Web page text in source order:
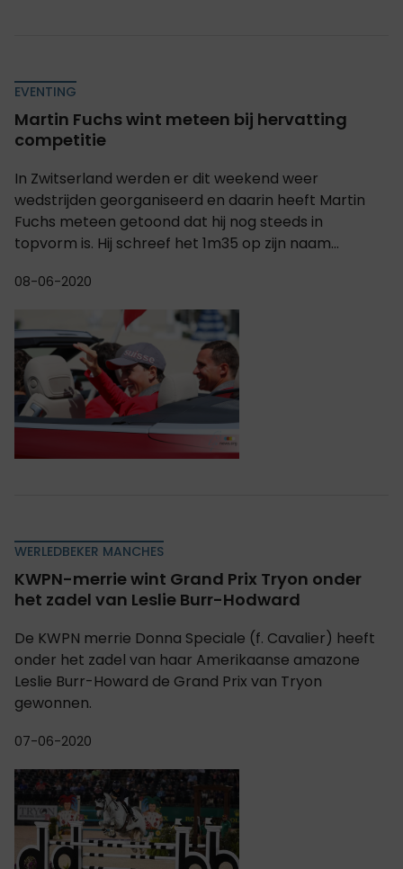
EVENTING
Martin Fuchs wint meteen bij hervatting
competitie
In Zwitserland werden er dit weekend weer
wedstrijden georganiseerd en daarin heeft Martin
Fuchs meteen getoond dat hij nog steeds in
topvorm is. Hij schreef het 1m35 op zijn naam...
08-06-2020
WERLEDBEKER MANCHES
KWPN-merrie wint Grand Prix Tryon onder
het zadel van Leslie Burr-Hodward
De KWPN merrie Donna Speciale (f. Cavalier) heeft
onder het zadel van haar Amerikaanse amazone
Leslie Burr-Howard de Grand Prix van Tryon
gewonnen.
07-06-2020